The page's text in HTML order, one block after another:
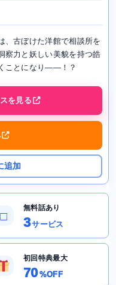
、古ぼけた洋館で相談所を
察力と妖しい美貌を持つ皓
ことになり――！？
を見る
追加
□
無料話あり
3サービス
初回特典最大
70%OFF